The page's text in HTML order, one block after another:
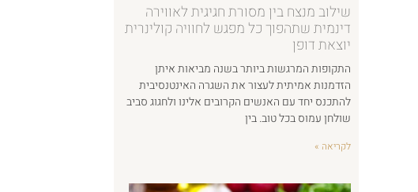
שילוב מנצח בין מסורת חגיגית לאווירה
דינמית שתהפוך כל מפגש לחוויה קולינרית
יוצאת דופן
התקופות המרגשות ביותר בשנה מביאות איתן
הזדמנות אמיתית לעצור את השגרה האינטנסיבית
להתכנס יחד עם האנשים הקרובים אלינו ולחגוג סביב
שולחן עמוס בכל טוב. בין
לקריאה »